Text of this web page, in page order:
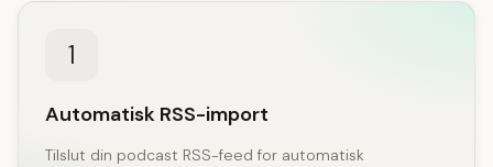
1
Automatisk RSS-import
Tilslut din podcast RSS-feed for automatisk